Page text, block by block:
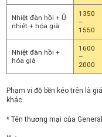
Nhiệt đàn hồi + Ủ
nhiệt + hóa già
1350
–
1550
Nhiệt đàn hồi +
hóa già
1600
–
2000
Phạm vi độ bền kéo trên là
khác.
* Tên thương mại của